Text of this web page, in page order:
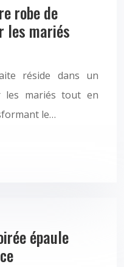
robe de
les mariés
réside dans un
les mariés tout en
le…
épaule